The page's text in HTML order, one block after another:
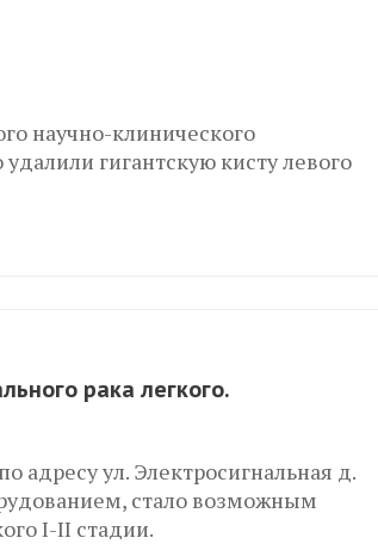
научно-клинического
гигантскую кисту левого
рака легкого.
адресу ул. Электросигнальная д.
стало возможным
I-II стадии.